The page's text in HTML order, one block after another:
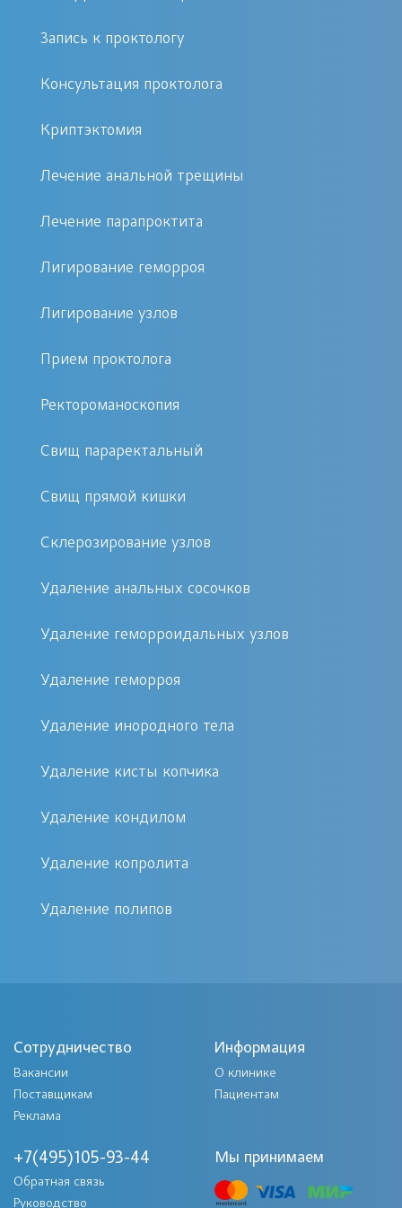
Почему стоит выбрать нашу клинику?
Эффективные методики:
лазерную хирургию для
с минимальным повреждением
здоровых тканей.
Операции проводят проктологи с
гарантирует высокий результат и
Все процедуры проходят с
анестетиков, а мы гарантируем
пациенту.
Доступная цена: Мы уверены,
обслуживание должно быть
разумную стоимость без
скрытых доплат.
Что входит в нашу услугу?
Мы предлагаем комплексный подход.
проктолог проведет тщательный
осмотр, поставит точный диагноз и
лечения. Сама процедура удаления
вмешательства врач даст подробные
рекомендации по уходу для быстрого
восстановления.
Как к нам попасть?
Позвоните нам или оставьте
Запись к проктологу
Консультация проктолога
Криптэктомия
Лечение анальной трещины
Лечение парапроктита
Лигирование геморроя
Лигирование узлов
Прием проктолога
Ректороманоскопия
Свищ параректальный
Свищ прямой кишки
Склерозирование узлов
Удаление анальных сосочков
Удаление геморроидальных узлов
Удаление геморроя
Удаление инородного тела
Удаление кисты копчика
Удаление кондилом
Удаление копролита
Удаление полипов
Сотрудничество
Вакансии
Поставщикам
Реклама
Информация
О клинике
Пациентам
+7(495)105-93-44
Обратная связь
Руководство
Мы принимаем